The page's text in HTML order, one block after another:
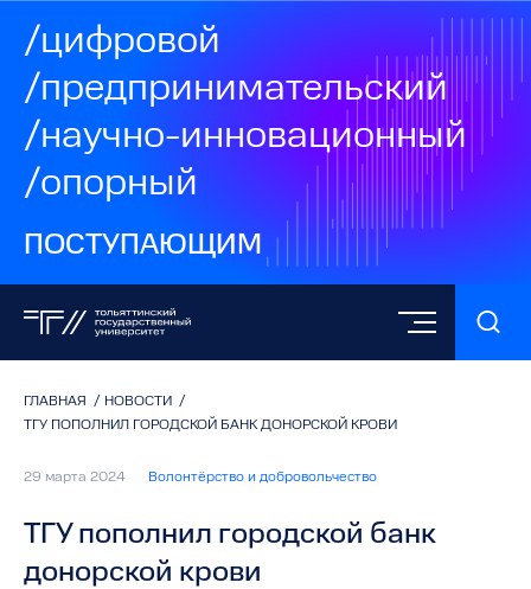
/цифровой
/предпринимательский
/научно-инновационный
/опорный
ПОСТУПАЮЩИМ
ГЛАВНАЯ / НОВОСТИ /
ТГУ ПОПОЛНИЛ ГОРОДСКОЙ БАНК ДОНОРСКОЙ КРОВИ
29 марта 2024 Волонтёрство и добровольчество
ТГУ пополнил городской банк
донорской крови